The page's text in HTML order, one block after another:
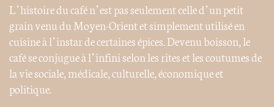
L’histoire du café n’est pas seulement celle d’un petit
grain venu du Moyen-Orient et simplement utilisé en
cuisine à l’instar de certaines épices. Devenu boisson, le
café se conjugue à l’infini selon les rites et les coutumes de
la vie sociale, médicale, culturelle, économique et
politique.